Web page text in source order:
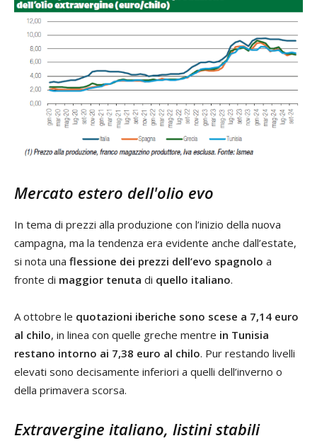
Mercato estero dell'olio evo
In tema di prezzi alla produzione con l’inizio della nuova
campagna, ma la tendenza era evidente anche dall’estate,
si nota una flessione dei prezzi dell’evo spagnolo a
fronte di maggior tenuta di quello italiano.
A ottobre le quotazioni iberiche sono scese a 7,14 euro
al chilo, in linea con quelle greche mentre in Tunisia
restano intorno ai 7,38 euro al chilo. Pur restando livelli
elevati sono decisamente inferiori a quelli dell’inverno o
della primavera scorsa.
Extravergine italiano, listini stabili